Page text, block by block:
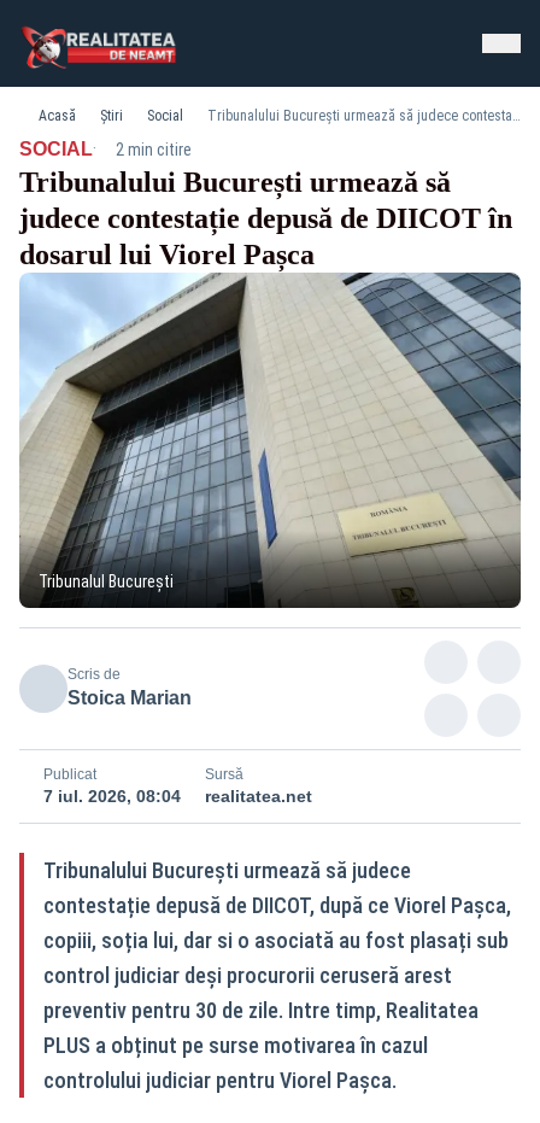
Acasă Știri Social Tribunalului București urmează să judece contestație depusă de DIICOT în dosarul lui Viorel Pașca
SOCIAL· 2 min citire
Tribunalului București urmează să
judece contestație depusă de DIICOT în
dosarul lui Viorel Pașca
Tribunalul București
Scris de
Stoica Marian
Publicat
7 iul. 2026, 08:04
Sursă
realitatea.net
Tribunalului București urmează să judece
contestație depusă de DIICOT, după ce Viorel Pașca,
copiii, soția lui, dar si o asociată au fost plasați sub
control judiciar deși procurorii ceruseră arest
preventiv pentru 30 de zile. Intre timp, Realitatea
PLUS a obținut pe surse motivarea în cazul
controlului judiciar pentru Viorel Pașca.